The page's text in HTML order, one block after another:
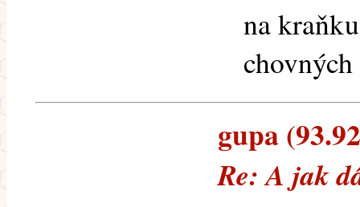
na
gupa
Re: A jak